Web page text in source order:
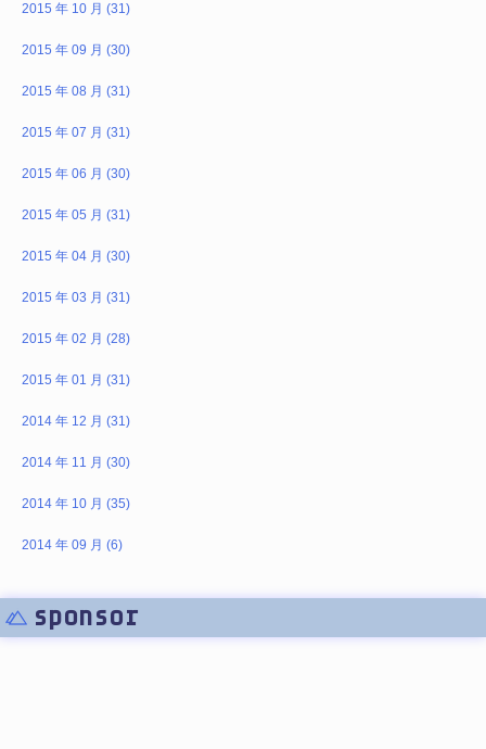
2015 年 10 月 (31)
2015 年 09 月 (30)
2015 年 08 月 (31)
2015 年 07 月 (31)
2015 年 06 月 (30)
2015 年 05 月 (31)
2015 年 04 月 (30)
2015 年 03 月 (31)
2015 年 02 月 (28)
2015 年 01 月 (31)
2014 年 12 月 (31)
2014 年 11 月 (30)
2014 年 10 月 (35)
2014 年 09 月 (6)
sponsor